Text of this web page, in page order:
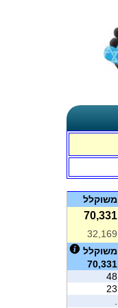
משוקלל
70,331
32,169
משוקלל
70,331
48
23